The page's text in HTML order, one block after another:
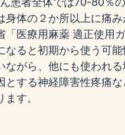
身体の２か所以上に痛
「医療用麻薬 適正使用
ると初期から使う可能
ながら、他にも使われ
する神経障害性疼痛
す。